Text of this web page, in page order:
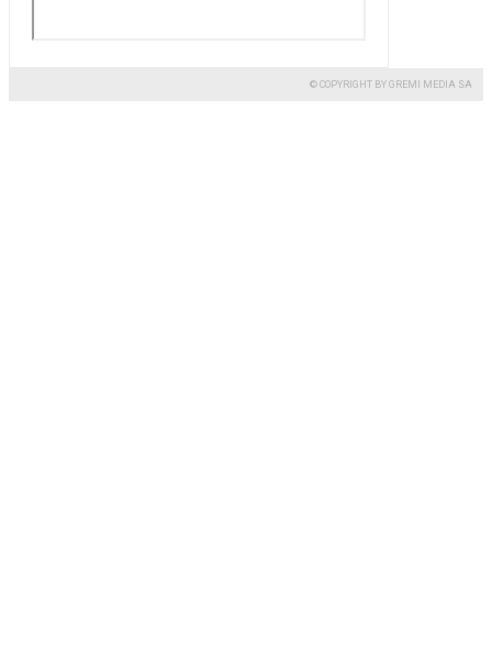
© COPYRIGHT BY GREMI MEDIA SA